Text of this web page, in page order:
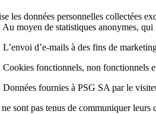
les données personnelles collectées
moyen de statistiques anonymes,
d’e-mails à des fins de
fonctionnels, non fonctionnels
Données fournies à PSG SA par le
sont pas tenus de communiquer